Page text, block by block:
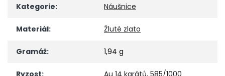
Kategorie: Náušnice
Materiál: Žluté zlato
Gramáž: 1,94 g